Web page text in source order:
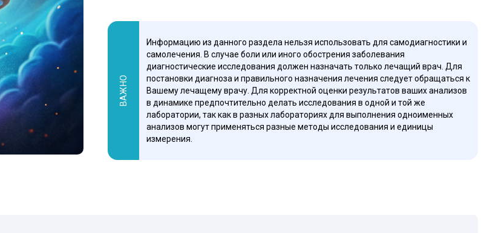
ВАЖНО
Информацию из данного раздела нельзя использовать для самодиагностики и
самолечения. В случае боли или иного обострения заболевания
диагностические исследования должен назначать только лечащий врач. Для
постановки диагноза и правильного назначения лечения следует обращаться к
Вашему лечащему врачу. Для корректной оценки результатов ваших анализов
в динамике предпочтительно делать исследования в одной и той же
лаборатории, так как в разных лабораториях для выполнения одноименных
анализов могут применяться разные методы исследования и единицы
измерения.